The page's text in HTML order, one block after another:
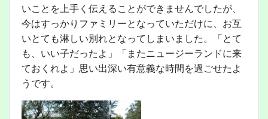
いことを上手く伝えることができませんでしたが、
今はすっかりファミリーとなっていただけに、お互
いとても淋しい別れとなってしまいました。「とて
も、いい子だったよ」「またニュージーランドに来
ておくれよ」思い出深い有意義な時間を過ごせたよ
うです。